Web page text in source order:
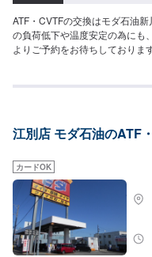
ATF・CVTFの交換はモダ石油
の負荷低下や温度安定の為にも
よりご予約をお待ちしておりま
江別店 モダ石油のATF
カードOK